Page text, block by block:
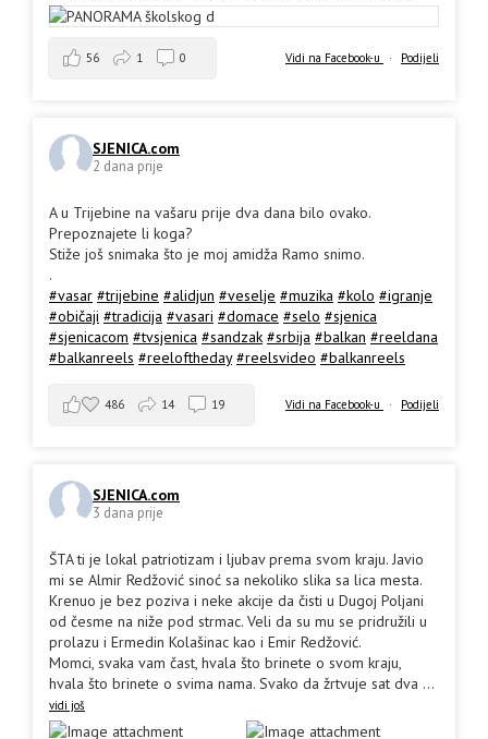
Vidi na Facebook-u · Podijeli
56 1 0
SJENICA.com
2 dana prije
A u Trijebine na vašaru prije dva dana bilo ovako.
Prepoznajete li koga?
Stiže još snimaka što je moj amidža Ramo snimo.
.
#vasar #trijebine #alidjun #veselje #muzika #kolo #igranje
#običaji #tradicija #vasari #domace #selo #sjenica
#sjenicacom #tvsjenica #sandzak #srbija #balkan #reeldana
#balkanreels #reeloftheday #reelsvideo #balkanreels
Vidi na Facebook-u · Podijeli
486 14 19
SJENICA.com
3 dana prije
ŠTA ti je lokal patriotizam i ljubav prema svom kraju. Javio
mi se Almir Redžović sinoć sa nekoliko slika sa lica mesta.
Krenuo je bez poziva i neke akcije da čisti u Dugoj Poljani
od česme na niže pod strmac. Veli da su mu se pridružili u
prolazu i Ermedin Kolašinac kao i Emir Redžović.
Momci, svaka vam čast, hvala što brinete o svom kraju,
hvala što brinete o svima nama. Svako da žrtvuje sat dva ...
vidi još